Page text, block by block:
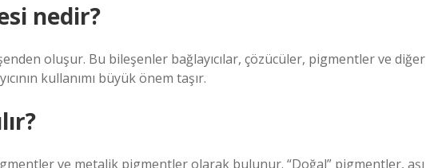
nedir?
oluşur. Bu bileşenler bağlayıcılar, çözücüler, pigmentler ve diğer
kullanımı büyük önem taşır.
ve metalik pigmentler olarak bulunur. “Doğal” pigmentler, aşı